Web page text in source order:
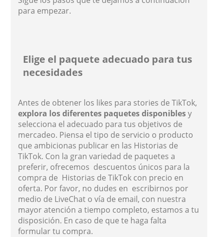
para empezar.
Elige el paquete adecuado para tus
necesidades
Antes de obtener los likes para stories de TikTok,
explora los diferentes paquetes disponiblesy
selecciona el adecuado para tus objetivos de
mercadeo. Piensa el tipo de servicio o producto
que ambicionas publicar en las Historias de
TikTok. Con la gran variedad de paquetes a
preferir, ofrecemos descuentos únicos para la
compra de Historias de TikTok con precio en
oferta. Por favor, no dudes en escribirnos por
medio de LiveChat o vía de email, con nuestra
mayor atención a tiempo completo, estamos a tu
disposición. En caso de que te haga falta
formular tu compra.